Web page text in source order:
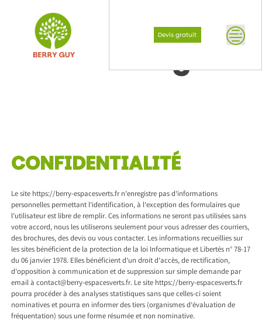
Devis gratuit
Mentions légales
CONFIDENTIALITÉ
Le site https://berry-espacesverts.fr n’enregistre pas d’informations
personnelles permettant l’identification, à l’exception des formulaires que
l’utilisateur est libre de remplir. Ces informations ne seront pas utilisées sans
votre accord, nous les utiliserons seulement pour vous adresser des courriers,
des brochures, des devis ou vous contacter. Les informations recueillies sur
les sites bénéficient de la protection de la loi Informatique et Libertés n° 78-17
du 06 janvier 1978. Elles bénéficient d’un droit d’accès, de rectification,
d’opposition à communication et de suppression sur simple demande par
email à contact@berry-espacesverts.fr. Le site https://berry-espacesverts.fr
pourra procéder à des analyses statistiques sans que celles-ci soient
nominatives et pourra en informer des tiers (organismes d’évaluation de
fréquentation) sous une forme résumée et non nominative.